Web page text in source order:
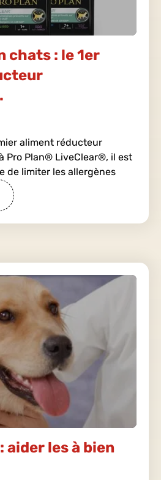
chats : le 1er
aliment réducteur
Pro Plan® LiveClear®, il est
de limiter les allergènes
aider les à bien